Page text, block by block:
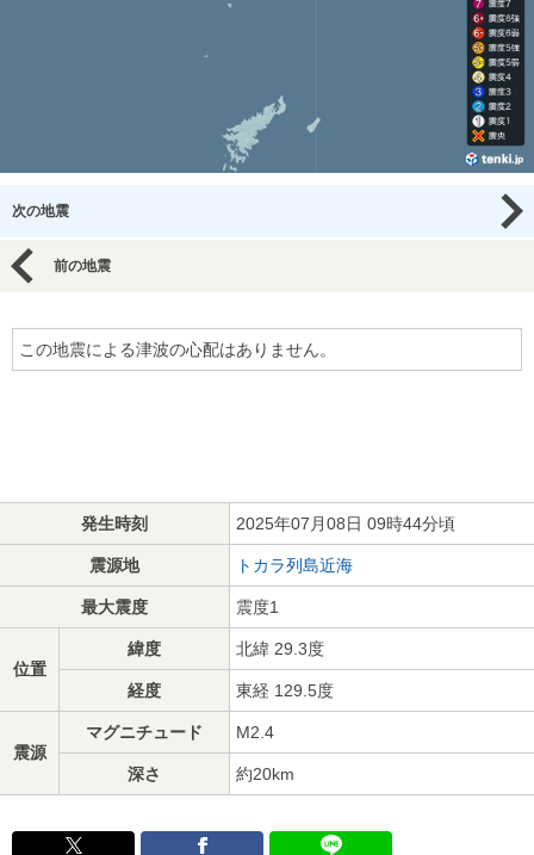
次の地震
前の地震
この地震による津波の心配はありません。
発生時刻 2025年07月08日 09時44分頃
震源地 トカラ列島近海
最大震度 震度1
位置
緯度 北緯 29.3度
経度 東経 129.5度
震源
マグニチュード M2.4
深さ 約20km